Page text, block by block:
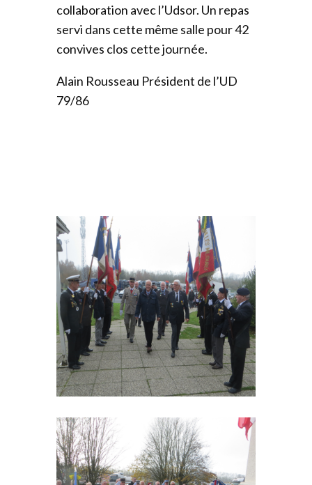
collaboration avec l’Udsor. Un repas
servi dans cette même salle pour 42
convives clos cette journée.
Alain Rousseau Président de l’UD
79/86